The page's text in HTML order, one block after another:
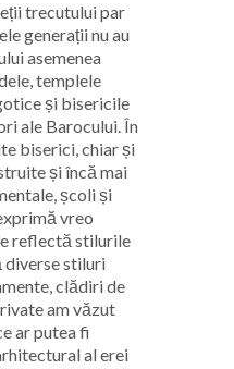
trecutului par
generații nu au
asemenea
templele
și bisericile
ale Barocului. În
biserici, chiar și
și încă mai
școli și
vreo
reflectă stilurile
diverse stiluri
clădiri de
am văzut
ar putea fi
al erei